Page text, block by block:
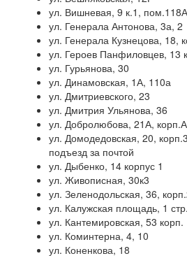
ул. Вишневая, 9 к.1, пом.118А
ул. Генерала Антонова, 3а, 2
ул. Генерала Кузнецова, 18,
ул. Героев Панфиловцев, 13
ул. Гурьянова, 30
ул. Динамовская, 1А, 110а
ул. Дмитриевского, 23
ул. Дмитрия Ульянова, 36
ул. Добролюбова, 21А,
ул. Домодедовская, 20,
подъезд за почтой
ул. Дыбенко, 14 корпус 1
ул. Живописная, 30к3
ул. Зеленодольская, 36,
ул. Калужская площадь, 1
ул. Кантемировская, 53 корп.
ул. Коминтерна, 4, 10
ул. Коненкова, 18